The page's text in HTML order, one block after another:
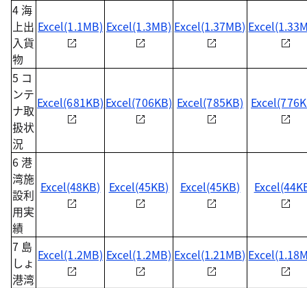
4 海
上出
入貨
物
Excel(1.1MB) Excel(1.3MB) Excel(1.37MB)
5 コ
ンテ
ナ取
扱状
況
Excel(681KB) Excel(706KB) Excel(785KB)
6 港
湾施
設利
用実
績
Excel(48KB) Excel(45KB) Excel(45KB)
7 島
しょ
港湾
Excel(1.2MB) Excel(1.2MB) Excel(1.21MB)